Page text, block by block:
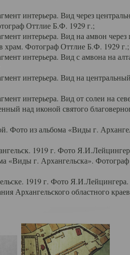
интерьера. Вид через
Оттлие Б.Ф. 1929 г.;
интерьера. Вид на амвон через
храм. Фотограф Оттлие Б.Ф. 1929 г.;
интерьера. Вид с амвона на
интерьера. Вид на
интерьера. Вид от солеи на
над иконой святого
Фото из альбома «Виды г.
1919 г. Фото
«Виды г. Архангельска».
1919 г. Фото Я.И.Лейцингера.
Архангельского областного